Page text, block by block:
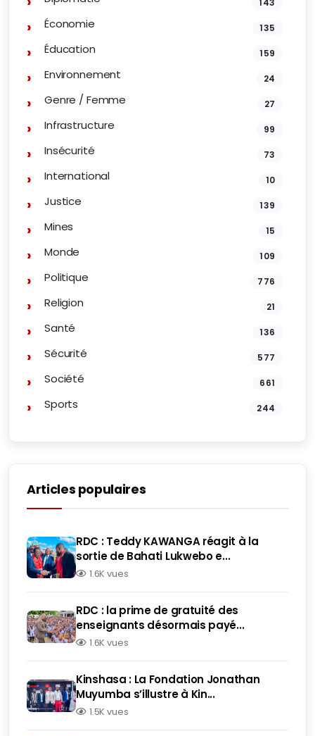
143
Économie 135
Éducation 159
Environnement 24
Genre / Femme 27
Infrastructure 99
Insécurité 73
International 10
Justice 139
Mines 15
Monde 109
Politique 776
Religion 21
Santé 136
Sécurité 577
Société 661
Sports 244
Articles populaires
RDC : Teddy KAWANGA réagit à la
sortie de Bahati Lukwebo e...
1.6K vues
RDC : la prime de gratuité des
enseignants désormais payé...
1.6K vues
Kinshasa : La Fondation Jonathan
Muyumba s’illustre à Kin...
1.5K vues